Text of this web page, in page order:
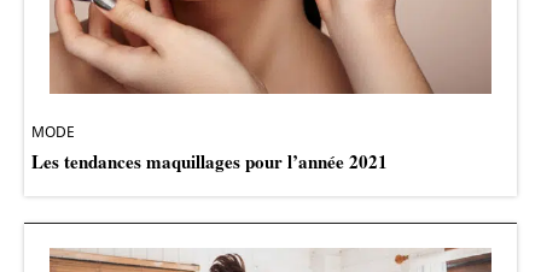
MODE
Les tendances maquillages pour l’année 2021